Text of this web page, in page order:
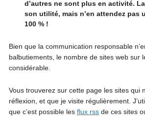
d’autres ne sont plus en activité.
son utilité, mais n’en attendez pas
100 % !
Bien que la communication responsable
balbutiements, le nombre de sites web sur
considérable.
Vous trouverez sur cette page les sites qui
réflexion, et que je visite régulièrement.
que c’est possible les flux rssde ces sites